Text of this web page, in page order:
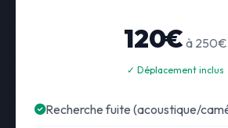
120€ à 250€
✓ Déplacement inclus
Recherche fuite (acoustique/